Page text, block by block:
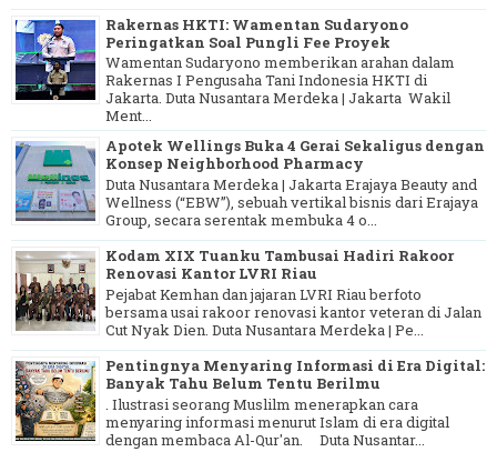
Rakernas HKTI: Wamentan Sudaryono
Peringatkan Soal Pungli Fee Proyek
Wamentan Sudaryono memberikan arahan dalam
Rakernas I Pengusaha Tani Indonesia HKTI di
Jakarta. Duta Nusantara Merdeka | Jakarta Wakil
Ment...
Apotek Wellings Buka 4 Gerai Sekaligus dengan
Konsep Neighborhood Pharmacy
Duta Nusantara Merdeka | Jakarta Erajaya Beauty and
Wellness (“EBW”), sebuah vertikal bisnis dari Erajaya
Group, secara serentak membuka 4 o...
Kodam XIX Tuanku Tambusai Hadiri Rakoor
Renovasi Kantor LVRI Riau
Pejabat Kemhan dan jajaran LVRI Riau berfoto
bersama usai rakoor renovasi kantor veteran di Jalan
Cut Nyak Dien. Duta Nusantara Merdeka | Pe...
Pentingnya Menyaring Informasi di Era Digital:
Banyak Tahu Belum Tentu Berilmu
. Ilustrasi seorang Muslilm menerapkan cara
menyaring informasi menurut Islam di era digital
dengan membaca Al-Qur'an. Duta Nusantar...